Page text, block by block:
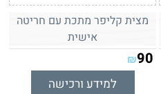
מצית קליפר מתכת עם חריטה
אישית
₪90
למידע ורכישה